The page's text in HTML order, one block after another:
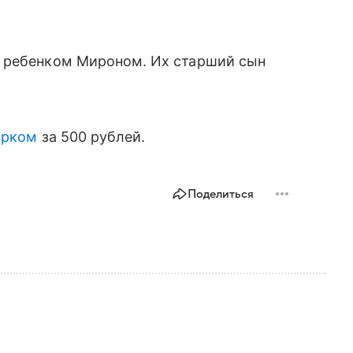
ребенком Мироном. Их старший сын
за 500 рублей.
Поделиться